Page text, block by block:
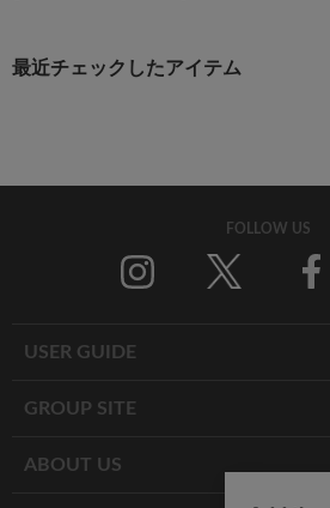
最近チェックしたアイテム
FOLLOW US
USER GUIDE
GROUP SITE
ABOUT US